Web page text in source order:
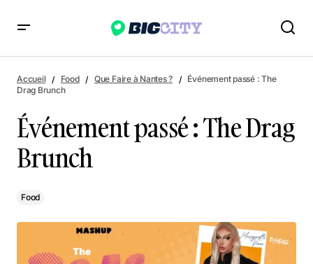
Événement passé : The Drag Brunch
Accueil Food Que Faire à Nantes ?
Événement passé : The
Drag Brunch
Événement passé : The Drag
Brunch
Food